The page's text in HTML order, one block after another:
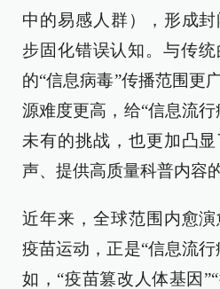
中的易感人群），形成
步固化错误认知。与传
的“信息病毒”传播范围更
源难度更高，给“信息流
未有的挑战，也更加凸
声、提供高质量科普内容
近年来，全球范围内愈
疫苗运动，正是“信息流
如，“疫苗篡改人体基因